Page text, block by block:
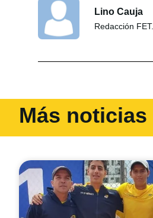
Lino Cauja
Redacción FET.
Más noticias